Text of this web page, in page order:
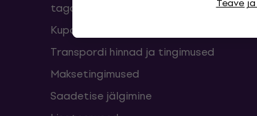
taganemised
Kupongid
Transpordi hinnad ja tingimused
Maksetingimused
Saadetise jälgimine